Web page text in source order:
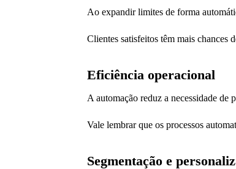
Ao expandir limites de forma
Clientes satisfeitos têm mais chances
Eficiência operacional
A automação reduz a necessidade de
Vale lembrar que os processos
Segmentação e